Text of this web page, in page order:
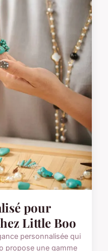
pour
Little Boo
personnalisée qui
propose une gamme